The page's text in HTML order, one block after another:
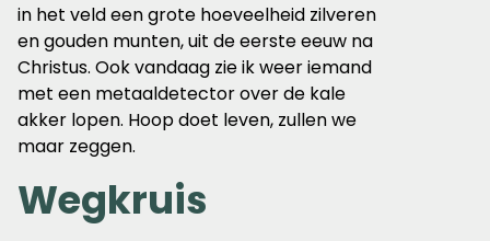
in het veld een grote hoeveelheid zilveren
en gouden munten, uit de eerste eeuw na
Christus. Ook vandaag zie ik weer iemand
met een metaaldetector over de kale
akker lopen. Hoop doet leven, zullen we
maar zeggen.
Wegkruis